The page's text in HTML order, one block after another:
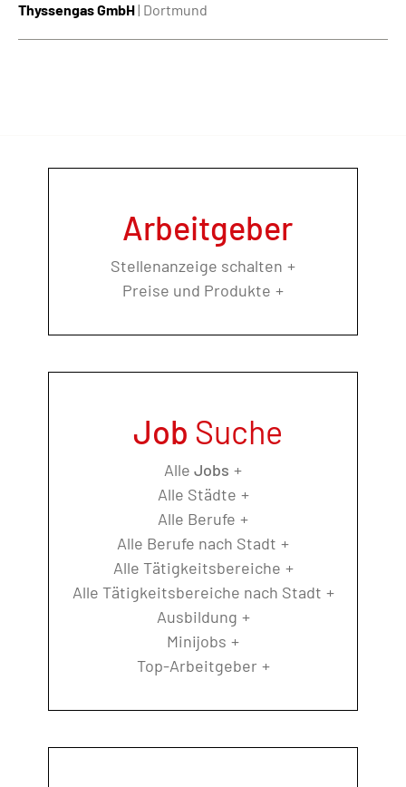
Thyssengas GmbH| Dortmund
Arbeitgeber
Stellenanzeige schalten
Preise und Produkte
Job Suche
Alle Jobs
Alle Städte
Alle Berufe
Alle Berufe nach Stadt
Alle Tätigkeitsbereiche
Alle Tätigkeitsbereiche nach Stadt
Ausbildung
Minijobs
Top-Arbeitgeber